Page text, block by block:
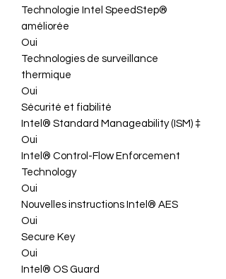
Technologie Intel SpeedStep®
améliorée
Oui
Technologies de surveillance
thermique
Oui
Sécurité et fiabilité
Intel® Standard Manageability (ISM) ‡
Oui
Intel® Control-Flow Enforcement
Technology
Oui
Nouvelles instructions Intel® AES
Oui
Secure Key
Oui
Intel® OS Guard